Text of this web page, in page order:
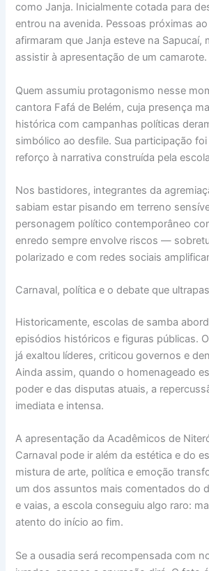
como Janja. Inicialmente cotada para
entrou na avenida. Pessoas próximas
afirmaram que Janja esteve na Sapucaí,
assistir à apresentação de um camarote.
Quem assumiu protagonismo nesse
cantora Fafá de Belém, cuja presença
histórica com campanhas políticas
simbólico ao desfile. Sua participação
reforço à narrativa construída pela
Nos bastidores, integrantes da
sabiam estar pisando em terreno
personagem político contemporâneo
enredo sempre envolve riscos —
polarizado e com redes sociais
Carnaval, política e o debate que
Historicamente, escolas de samba
episódios históricos e figuras públicas.
já exaltou líderes, criticou governos e
Ainda assim, quando o homenageado
poder e das disputas atuais, a
imediata e intensa.
A apresentação da Acadêmicos de
Carnaval pode ir além da estética e do
mistura de arte, política e emoção
um dos assuntos mais comentados do
e vaias, a escola conseguiu algo raro:
atento do início ao fim.
Se a ousadia será recompensada com